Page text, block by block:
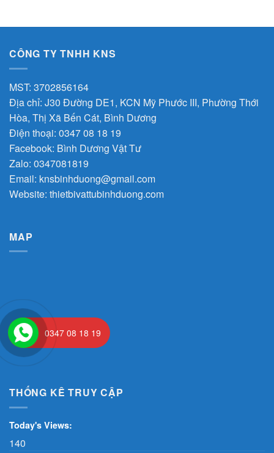
CÔNG TY TNHH KNS
MST: 3702856164
Địa chỉ: J30 Đường DE1, KCN Mỹ Phước III, Phường Thới
Hòa, Thị Xã Bến Cát, Bình Dương
Điện thoại: 0347 08 18 19
Facebook: Bình Dương Vật Tư
Zalo: 0347081819
Email: knsbinhduong@gmail.com
Website: thietbivattubinhduong.com
MAP
THỐNG KÊ TRUY CẬP
Today's Views:
140
0347 08 18 19